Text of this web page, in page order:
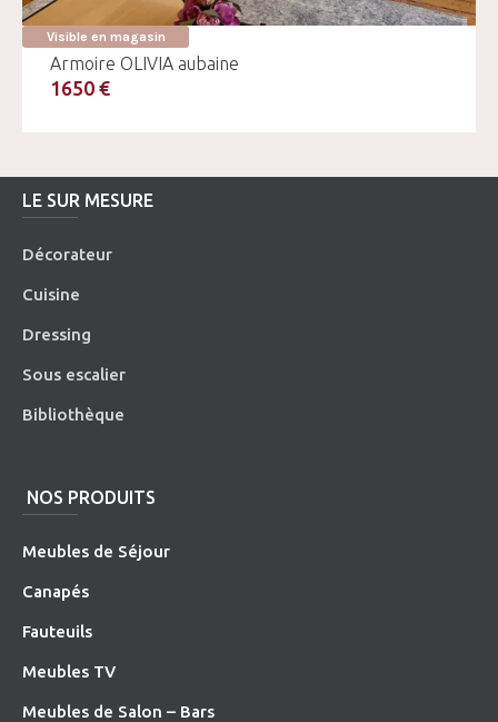
Visible en magasin
Armoire OLIVIA aubaine
1650 €
LE SUR MESURE
Décorateur
Cuisine
Dressing
Sous escalier
Bibliothèque
NOS PRODUITS
Meubles de Séjour
Canapés
Fauteuils
Meubles TV
Meubles de Salon – Bars